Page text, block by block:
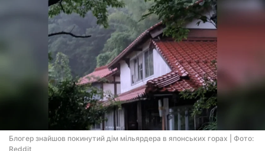
Блогер знайшов покинутий дім мільярдера в японських горах | Фото:
Reddit